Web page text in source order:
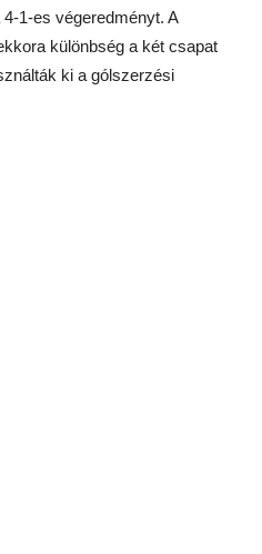
1-es végeredményt. A
különbség a két csapat
ki a gólszerzési